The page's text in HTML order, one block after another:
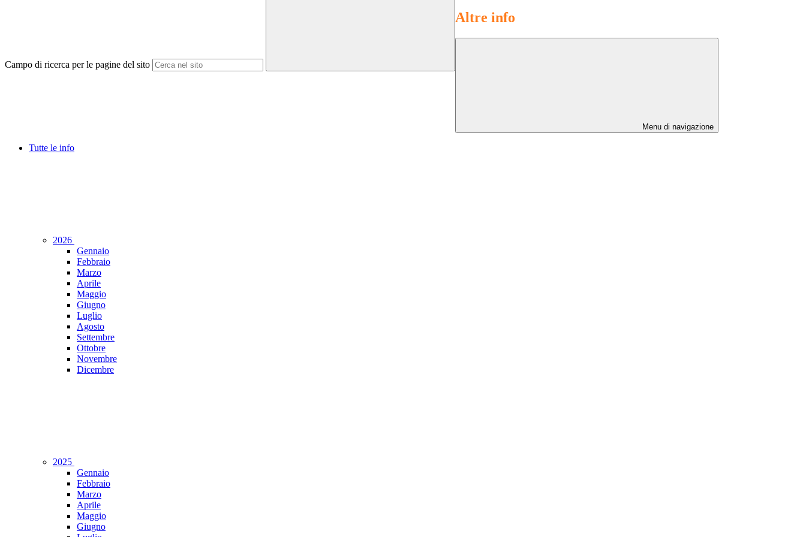
Campo di ricerca per le pagine del sito
Altre info
Menu di navigazione
Tutte le info
2026
Gennaio
Febbraio
Marzo
Aprile
Maggio
Giugno
Luglio
Agosto
Settembre
Ottobre
Novembre
Dicembre
2025
Gennaio
Febbraio
Marzo
Aprile
Maggio
Giugno